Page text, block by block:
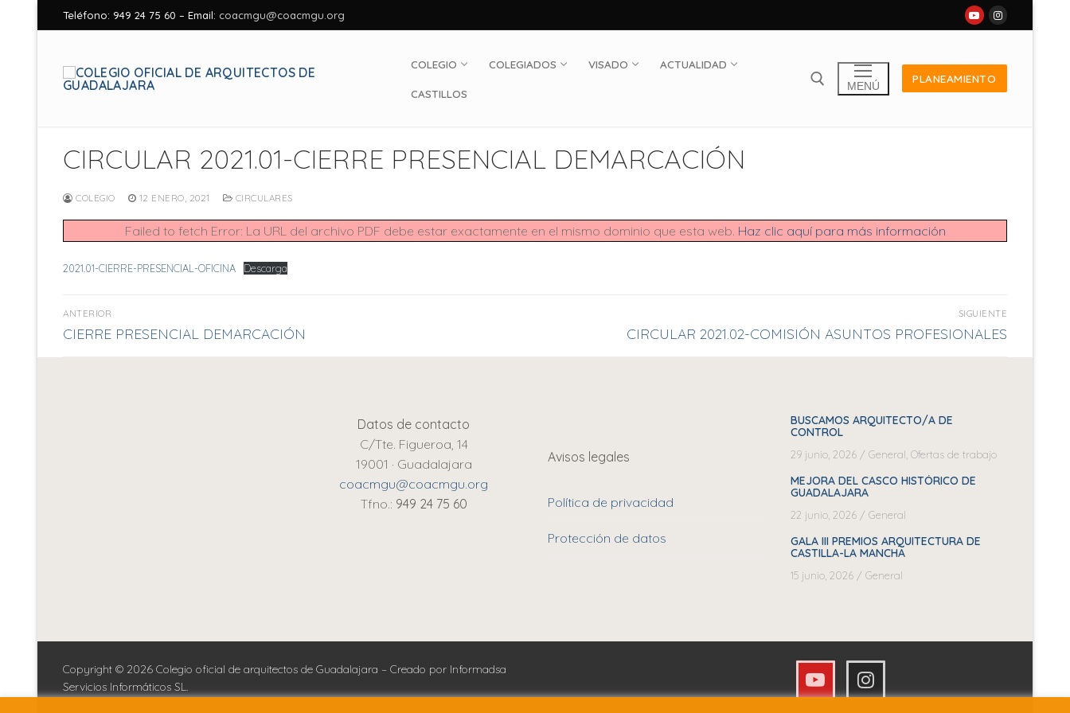
al
Teléfono: 949 24 75 60 – Email: coacmgu@coacmgu.org
COLEGIO COLEGIADOS VISADO ACTUALIDAD
CASTILLOS
MENÚ
PLANEAMIENTO
CIRCULAR 2021.01-CIERRE PRESENCIAL DEMARCACIÓN
COLEGIO 12 ENERO, 2021 CIRCULARES
Failed to fetch Error: La URL del archivo PDF debe estar exactamente en el mismo dominio que esta web. Haz clic aquí para más información
2021.01-CIERRE-PRESENCIAL-OFICINA Descarga
Navegación
de
ANTERIOR
Entrada
CIERRE PRESENCIAL DEMARCACIÓN
SIGUIENTE
Entrada
CIRCULAR 2021.02-COMISIÓN ASUNTOS PROFESIONALES
Datos de contacto
C/Tte. Figueroa, 14
19001 · Guadalajara
coacmgu@coacmgu.org
Tfno.: 949 24 75 60
Avisos legales
Política de privacidad
Protección de datos
BUSCAMOS ARQUITECTO/A DE
CONTROL
29 junio, 2026/ General Ofertas de trabajo
MEJORA DEL CASCO HISTÓRICO DE
GUADALAJARA
22 junio, 2026/ General
GALA III PREMIOS ARQUITECTURA DE
CASTILLA-LA MANCHA
15 junio, 2026/ General
Copyright © 2026 Colegio oficial de arquitectos de Guadalajara – Creado por Informadsa
Servicios Informáticos SL.